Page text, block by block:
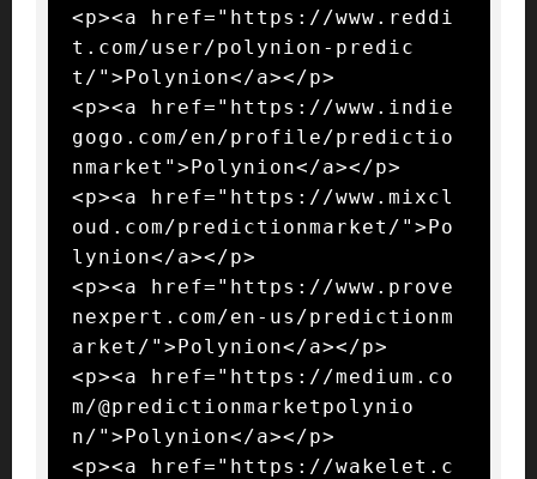
<p><a href="https://www.reddi
t.com/user/polynion-predic
t/">Polynion</a></p>
<p><a href="https://www.indie
gogo.com/en/profile/predictio
nmarket">Polynion</a></p>
<p><a href="https://www.mixcl
oud.com/predictionmarket/">Po
lynion</a></p>
<p><a href="https://www.prove
nexpert.com/en-us/predictionm
arket/">Polynion</a></p>
<p><a href="https://medium.co
m/@predictionmarketpolynio
n/">Polynion</a></p>
<p><a href="https://wakelet.c